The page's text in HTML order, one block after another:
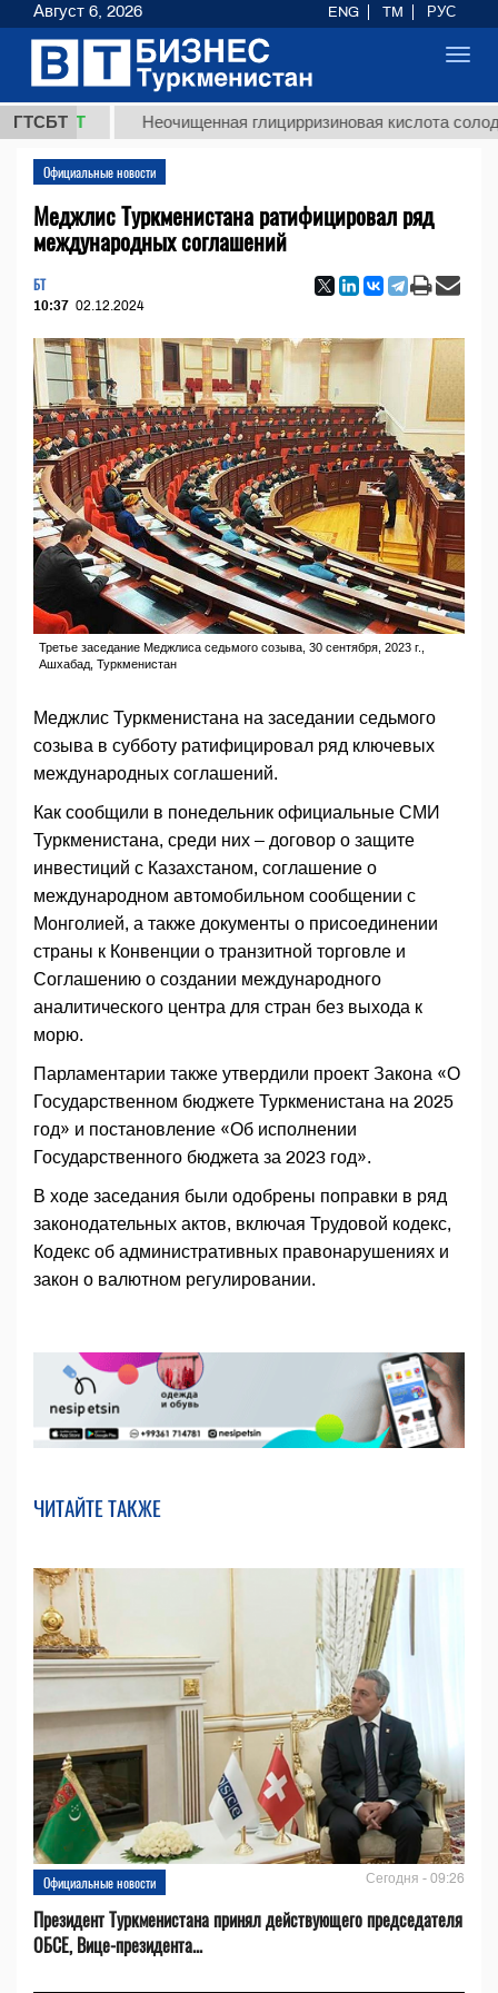
ГТСБТ Неочищенная глицирризиновая кислота солодкового
Официальные новости
Меджлис Туркменистана ратифицировал ряд
международных соглашений
БТ
10:37 02.12.2024
Третье заседание Меджлиса седьмого созыва, 30 сентября, 2023 г.,
Ашхабад, Туркменистан
Меджлис Туркменистана на заседании седьмого
созыва в субботу ратифицировал ряд ключевых
международных соглашений.
Как сообщили в понедельник официальные СМИ
Туркменистана, среди них – договор о защите
инвестиций с Казахстаном, соглашение о
международном автомобильном сообщении с
Монголией, а также документы о присоединении
страны к Конвенции о транзитной торговле и
Соглашению о создании международного
аналитического центра для стран без выхода к
морю.
Парламентарии также утвердили проект Закона «О
Государственном бюджете Туркменистана на 2025
год» и постановление «Об исполнении
Государственного бюджета за 2023 год».
В ходе заседания были одобрены поправки в ряд
законодательных актов, включая Трудовой кодекс,
Кодекс об административных правонарушениях и
закон о валютном регулировании.
ЧИТАЙТЕ ТАКЖЕ
Официальные новости Сегодня - 09:26
Президент Туркменистана принял действующего председателя
ОБСЕ, Вице-президента...
Август 6, 2026 ENG TM РУС